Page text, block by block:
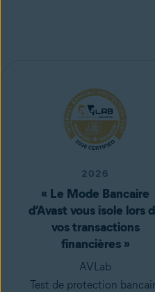
2026
« Le Mode Bancaire
d’Avast vous isole lors
vos transactions
financières »
AVLab
Test de protection